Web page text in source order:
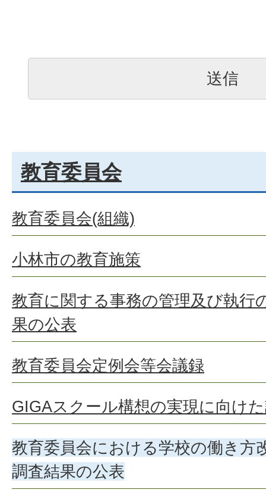
教育委員会
教育委員会(組織)
小林市の教育施策
教育に関する事務の管理及び執行
果の公表
教育委員会定例会等会議録
GIGAスクール構想の実現に向け
教育委員会における学校の働き方
調査結果の公表